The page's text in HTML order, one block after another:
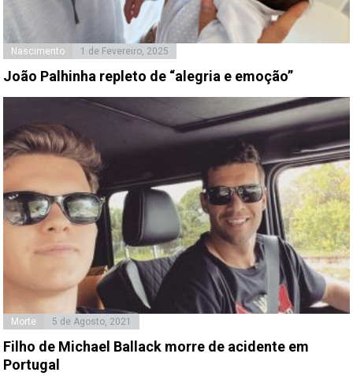
Nascimento 1 de Fevereiro, 2025
João Palhinha repleto de “alegria e emoção”
Morte 5 de Agosto, 2021
Filho de Michael Ballack morre de acidente em
Portugal